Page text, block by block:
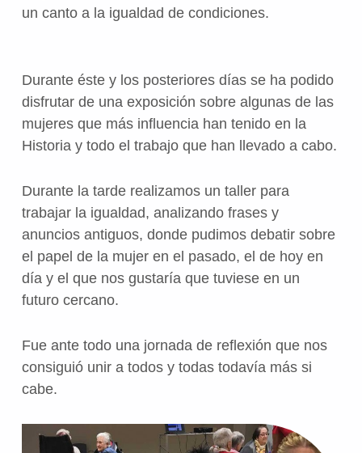
un canto a la igualdad de condiciones.
Durante éste y los posteriores días se ha podido
disfrutar de una exposición sobre algunas de las
mujeres que más influencia han tenido en la
Historia y todo el trabajo que han llevado a cabo.
Durante la tarde realizamos un taller para
trabajar la igualdad, analizando frases y
anuncios antiguos, donde pudimos debatir sobre
el papel de la mujer en el pasado, el de hoy en
día y el que nos gustaría que tuviese en un
futuro cercano.
Fue ante todo una jornada de reflexión que nos
consiguió unir a todos y todas todavía más si
cabe.